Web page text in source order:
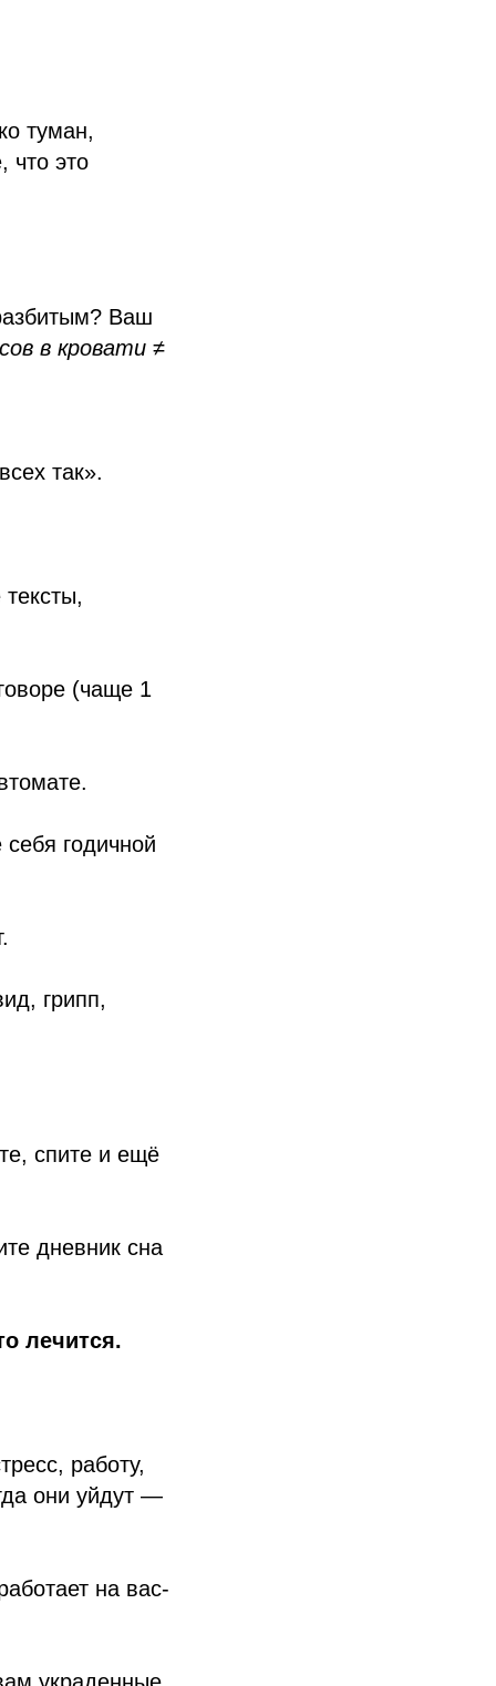
туман,
что это
Ваш
в кровати ≠
так».
(чаще 1
годичной
грипп,
спите и ещё
дневник сна
лечится.
работу,
они уйдут —
на вас-